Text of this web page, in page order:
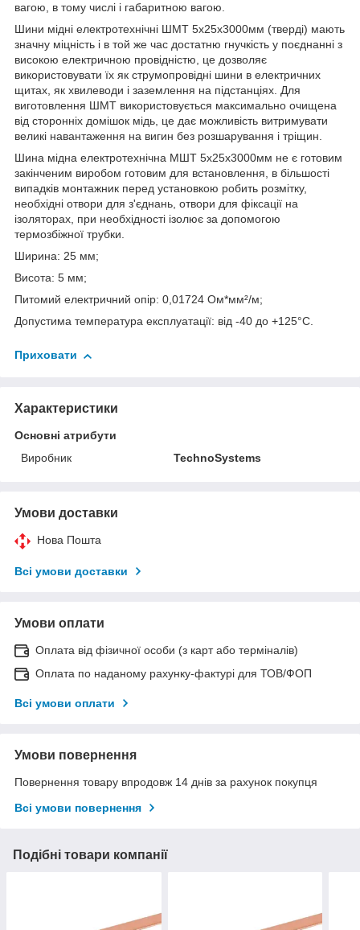
вагою, в тому числі і габаритною вагою.
Шини мідні електротехнічні ШМТ 5х25х3000мм (тверді) мають
значну міцність і в той же час достатню гнучкість у поєднанні з
високою електричною провідністю, це дозволяє
використовувати їх як струмопровідні шини в електричних
щитах, як хвилеводи і заземлення на підстанціях. Для
виготовлення ШМТ використовується максимально очищена
від сторонніх домішок мідь, це дає можливість витримувати
великі навантаження на вигин без розшарування і тріщин.
Шина мідна електротехнічна МШТ 5х25х3000мм не є готовим
закінченим виробом готовим для встановлення, в більшості
випадків монтажник перед установкою робить розмітку,
необхідні отвори для з'єднань, отвори для фіксації на
ізоляторах, при необхідності ізолює за допомогою
термозбіжної трубки.
Ширина: 25 мм;
Висота: 5 мм;
Питомий електричний опір: 0,01724 Ом*мм²/м;
Допустима температура експлуатації: від -40 до +125°С.
Приховати
Характеристики
Основні атрибути
Виробник
TechnoSystems
Умови доставки
Нова Пошта
Всі умови доставки
Умови оплати
Оплата від фізичної особи (з карт або терміналів)
Оплата по наданому рахунку-фактурі для ТОВ/ФОП
Всі умови оплати
Умови повернення
Повернення товару впродовж 14 днів за рахунок покупця
Всі умови повернення
Подібні товари компанії